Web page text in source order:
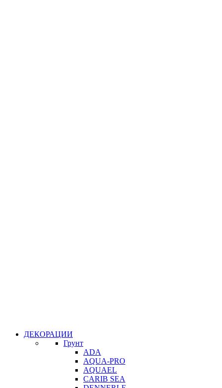
ДЕКОРАЦИИ
Грунт
ADA
AQUA-PRO
AQUAEL
CARIB SEA